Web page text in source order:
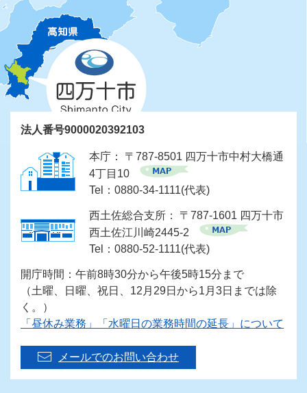
法人番号9000020392103
本庁： 〒787-8501 四万十市中村大橋通
4丁目10
Tel：0880-34-1111(代表)
西土佐総合支所： 〒787-1601 四万十市
西土佐江川崎2445-2
Tel：0880-52-1111(代表)
開庁時間：午前8時30分から午後5時15分まで
（土曜、日曜、祝日、12月29日から1月3日までは除
く。）
「昼休み業務」「水曜日の業務時間の延長」について
メールでのお問い合わせ